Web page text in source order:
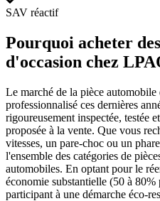
SAV réactif
Pourquoi acheter
d'occasion chez
Le marché de la pièce
professionnalisé ces dernières
rigoureusement inspectée, testée
proposée à la vente. Que vous
vitesses, un pare-choc ou un
l'ensemble des catégories de
automobiles. En optant pour le
économie substantielle (50 à
participant à une démarche éco-